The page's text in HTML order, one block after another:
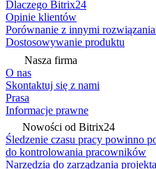
Dlaczego Bitrix24
Opinie klientów
Porównanie z innymi
Dostosowywanie produktu
Nasza firma
O nas
Skontaktuj się z nami
Prasa
Informacje prawne
Nowości od Bitrix24
Śledzenie czasu pracy powinno
do kontrolowania pracowników
Narzędzia do zarządzania